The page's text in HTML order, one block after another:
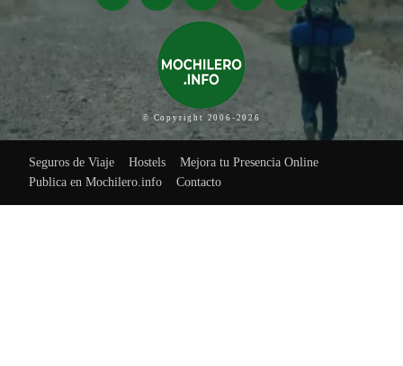
© Copyright 2006-2026
Seguros de Viaje Hostels
Mejora tu Presencia Online
Publica en Mochilero.info
Contacto